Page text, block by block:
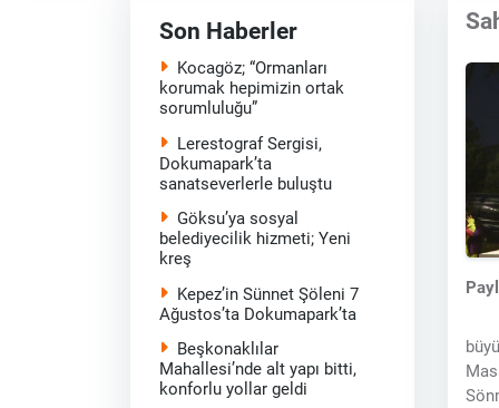
Son Haberler
Kocagöz; “Ormanları
korumak hepimizin ortak
sorumluluğu”
Lerestograf Sergisi,
Dokumapark’ta
sanatseverlerle buluştu
Göksu’ya sosyal
belediyecilik hizmeti; Yeni
kreş
Kepez’in Sünnet Şöleni 7
Ağustos’ta Dokumapark’ta
Beşkonaklılar
Mahallesi’nde alt yapı bitti,
konforlu yollar geldi